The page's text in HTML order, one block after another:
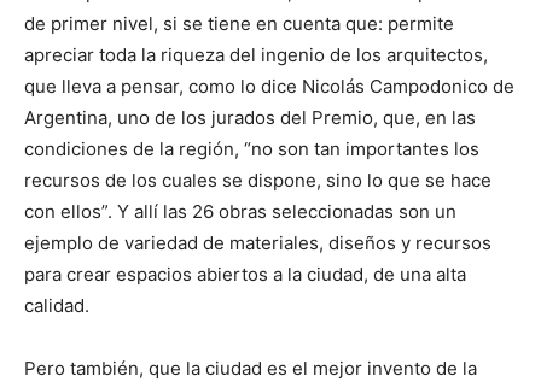
de primer nivel, si se tiene en cuenta que: permite
apreciar toda la riqueza del ingenio de los arquitectos,
que lleva a pensar, como lo dice Nicolás Campodonico de
Argentina, uno de los jurados del Premio, que, en las
condiciones de la región, “no son tan importantes los
recursos de los cuales se dispone, sino lo que se hace
con ellos”. Y allí las 26 obras seleccionadas son un
ejemplo de variedad de materiales, diseños y recursos
para crear espacios abiertos a la ciudad, de una alta
calidad.
Pero también, que la ciudad es el mejor invento de la